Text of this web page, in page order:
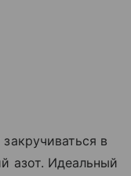
в
азот. Идеальный